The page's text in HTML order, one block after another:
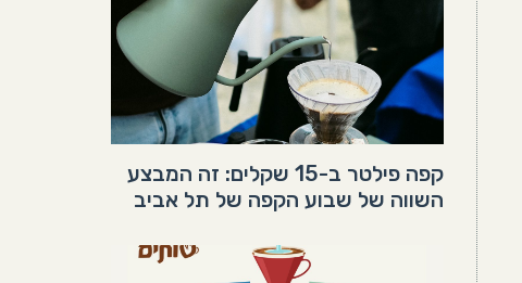
קפה פילטר ב-15 שקלים: זה המבצע
השווה של שבוע הקפה של תל אביב